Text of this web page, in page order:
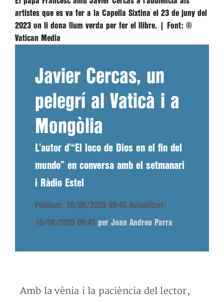
artistes que es va fer a la Capella Sixtina el 23 de juny del
2023 on li dona llum verda per fer el llibre. |
Font: ©
Vatican Media
Javier Cercas, un
pelegrí al Vaticà i a
Mongòlia
L’autor d’“El loco de Dios en el fin del
mundo” en conversa amb el setmanari
i Ràdio Estel
Publicat: 10/06/2025 09:45 Actualitzat:
10/06/2025 09:45 per Joan Andreu Parra
Amb la vènia i la paciència del lector,